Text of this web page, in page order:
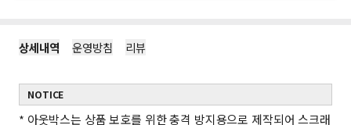
상세내역 운영방침 리뷰
NOTICE
* 아웃박스는 상품 보호를 위한 충격 방지용으로 제작되어 스크래